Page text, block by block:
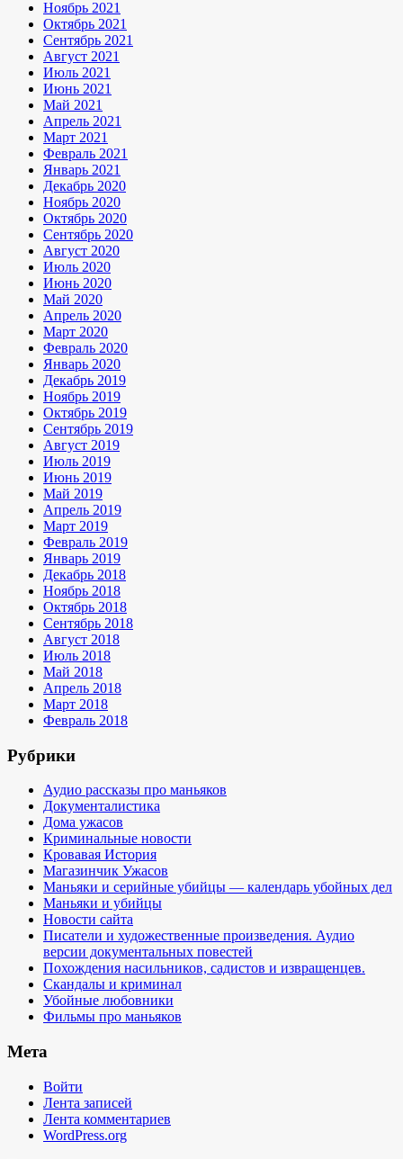
Ноябрь 2021
Октябрь 2021
Сентябрь 2021
Август 2021
Июль 2021
Июнь 2021
Май 2021
Апрель 2021
Март 2021
Февраль 2021
Январь 2021
Декабрь 2020
Ноябрь 2020
Октябрь 2020
Сентябрь 2020
Август 2020
Июль 2020
Июнь 2020
Май 2020
Апрель 2020
Март 2020
Февраль 2020
Январь 2020
Декабрь 2019
Ноябрь 2019
Октябрь 2019
Сентябрь 2019
Август 2019
Июль 2019
Июнь 2019
Май 2019
Апрель 2019
Март 2019
Февраль 2019
Январь 2019
Декабрь 2018
Ноябрь 2018
Октябрь 2018
Сентябрь 2018
Август 2018
Июль 2018
Май 2018
Апрель 2018
Март 2018
Февраль 2018
Рубрики
Аудио рассказы про маньяков
Документалистика
Дома ужасов
Криминальные новости
Кровавая История
Магазинчик Ужасов
Маньяки и серийные убийцы — календарь убойных дел
Маньяки и убийцы
Новости сайта
Писатели и художественные произведения. Аудио
версии документальных повестей
Похождения насильников, садистов и извращенцев.
Скандалы и криминал
Убойные любовники
Фильмы про маньяков
Мета
Войти
Лента записей
Лента комментариев
WordPress.org